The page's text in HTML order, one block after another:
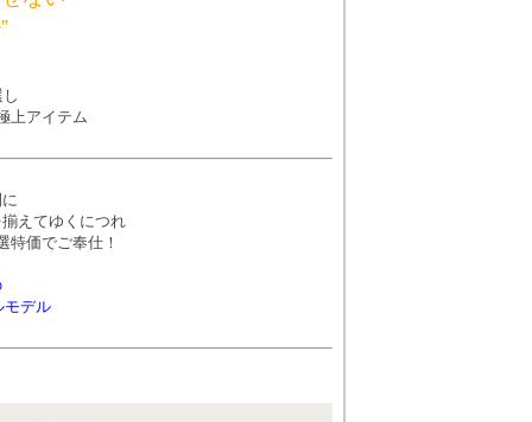
上アイテム
えてゆくにつれ
特価でご奉仕！
モデル